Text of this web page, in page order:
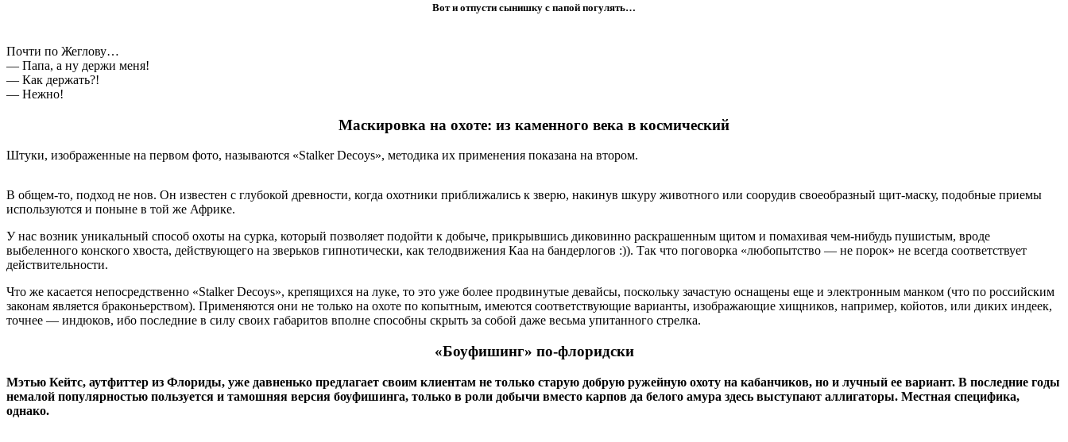
Вот и отпусти сынишку с папой погулять…
Почти по Жеглову…
— Папа, а ну держи меня!
— Как держать?!
— Нежно!
Маскировка на охоте: из каменного века в космический
Штуки, изображенные на первом фото, называются «Stalker Decoys», методика их применения показана на втором.
В общем-то, подход не нов. Он известен с глубокой древности, когда охотники приближались к зверю, накинув шкуру животного или соорудив своеобразный щит-маску, подобные приемы
используются и поныне в той же Африке.
У нас возник уникальный способ охоты на сурка, который позволяет подойти к добыче, прикрывшись диковинно раскрашенным щитом и помахивая чем-нибудь пушистым, вроде
выбеленного конского хвоста, действующего на зверьков гипнотически, как телодвижения Каа на бандерлогов :)). Так что поговорка «любопытство — не порок» не всегда соответствует
действительности.
Что же касается непосредственно «Stalker Decoys», крепящихся на луке, то это уже более продвинутые девайсы, поскольку зачастую оснащены еще и электронным манком (что по российским
законам является браконьерством). Применяются они не только на охоте по копытным, имеются соответствующие варианты, изображающие хищников, например, койотов, или диких индеек,
точнее — индюков, ибо последние в силу своих габаритов вполне способны скрыть за собой даже весьма упитанного стрелка.
«Боуфишинг» по-флоридски
Мэтью Кейтс, аутфиттер из Флориды, уже давненько предлагает своим клиентам не только старую добрую ружейную охоту на кабанчиков, но и лучный ее вариант. В последние годы
немалой популярностью пользуется и тамошняя версия боуфишинга, только в роли добычи вместо карпов да белого амура здесь выступают аллигаторы. Местная специфика,
однако.